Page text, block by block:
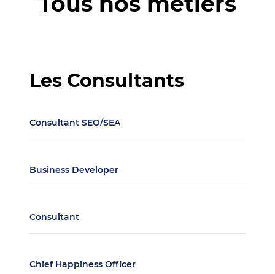
Les Consultants
Consultant SEO/SEA
Business Developer
Consultant
Chief Happiness Officer